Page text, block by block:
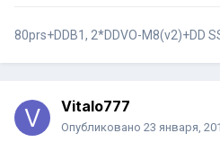
80prs+DDB1, 2*DDVO-M8(v2)+DD
Vitalo777
Опубликовано 23 января,